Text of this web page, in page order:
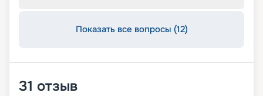
Показать все вопросы (12)
31 отзыв